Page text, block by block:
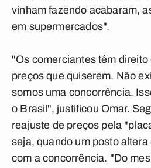
vinham fazendo acabaram,
em supermercados".
"Os comerciantes têm
preços que quiserem. Não
somos uma concorrência.
o Brasil", justificou Omar.
reajuste de preços pela
seja, quando um posto
com a concorrência. "Do